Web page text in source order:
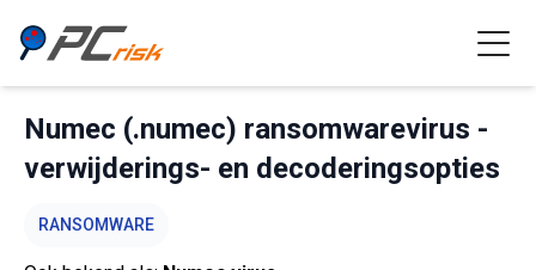
Numec (.numec) ransomwarevirus -
verwijderings- en decoderingsopties
RANSOMWARE